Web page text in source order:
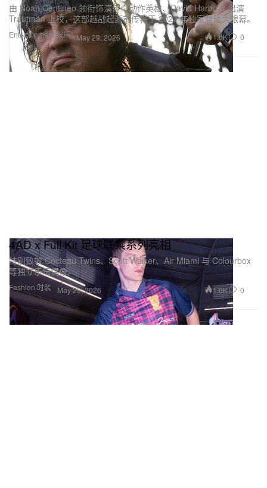
Entertainment 娱乐
由 Noah Centineo 领衔饰演传奇动作英雄、David Harbour 出演
Trautman 上校，这部越战起源前传将于 2027 年独家登陆大银幕。
May 29, 2026 1.6K 0
Fashion 时装
4AD x Full Kit 足球联乘系列亮相
特别致敬 Cocteau Twins、Scott Walker、Air Miami 与 Colourbox
等独立乐坛偶像。
May 29, 2026 1.0K 0